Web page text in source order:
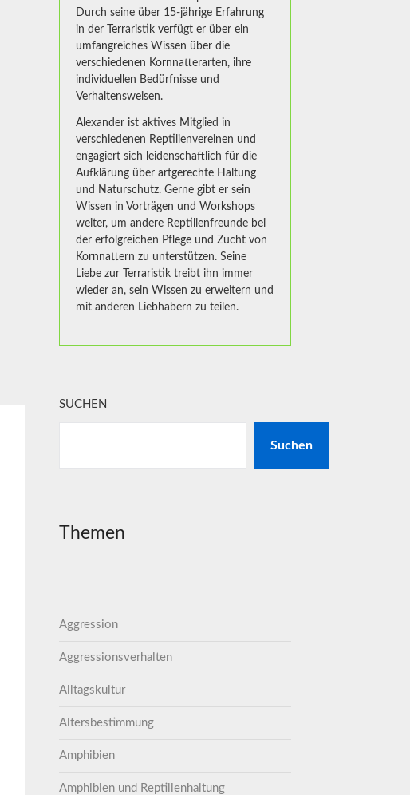
Durch seine über 15-jährige Erfahrung
in der Terraristik verfügt er über ein
umfangreiches Wissen über die
verschiedenen Kornnatterarten, ihre
individuellen Bedürfnisse und
Verhaltensweisen.
Alexander ist aktives Mitglied in
verschiedenen Reptilienvereinen und
engagiert sich leidenschaftlich für die
Aufklärung über artgerechte Haltung
und Naturschutz. Gerne gibt er sein
Wissen in Vorträgen und Workshops
weiter, um andere Reptilienfreunde bei
der erfolgreichen Pflege und Zucht von
Kornnattern zu unterstützen. Seine
Liebe zur Terraristik treibt ihn immer
wieder an, sein Wissen zu erweitern und
mit anderen Liebhabern zu teilen.
SUCHEN
Suchen
Themen
Aggression
Aggressionsverhalten
Alltagskultur
Altersbestimmung
Amphibien
Amphibien und Reptilienhaltung